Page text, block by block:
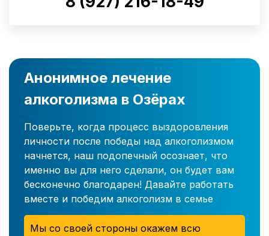
Анонимное лечение
алкоголизма в Озёрах
Поверьте, когда процесс выздоровления
личности после победы над алкоголизмом
начнется, наш подопечный осознает, что
именно вы для него сделали, он будет вам
бесконечно благодарен! Давайте работать
вместе и победим алкоголизм в семье
Мы со своей стороны окажем всю